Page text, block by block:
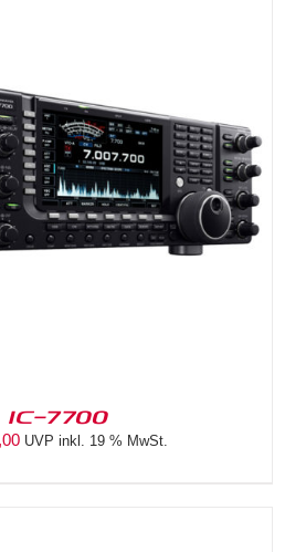
IC-7700
UVP inkl. 19 % MwSt.